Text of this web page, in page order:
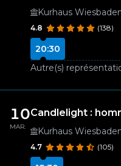
Kurhaus
4.8 (138)
20:30
Autre(s)
10
MAR.
Candlelight :
Kurhaus
4.7 (105)